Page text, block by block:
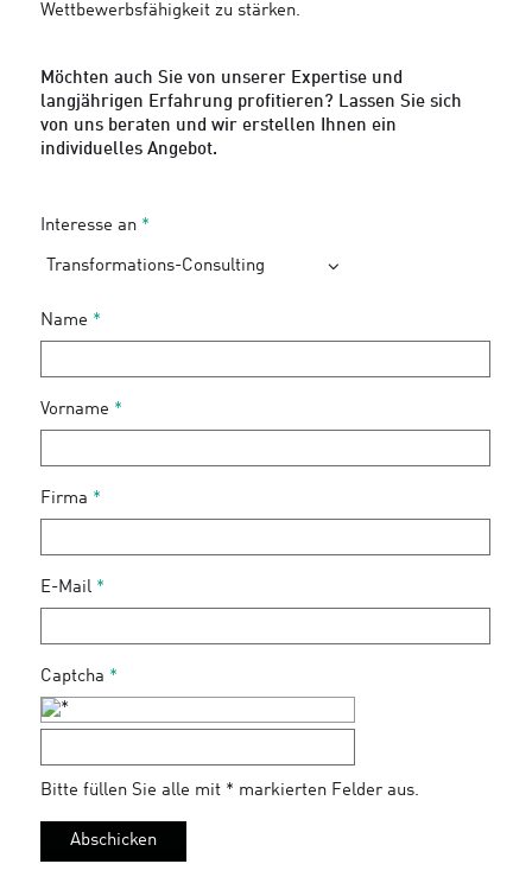
Wettbewerbsfähigkeit zu stärken.
Möchten auch Sie von unserer Expertise und
langjährigen Erfahrung profitieren? Lassen Sie sich
von uns beraten und wir erstellen Ihnen ein
individuelles Angebot.
Interesse an *
Transformations-Consulting
Name *
Vorname *
Firma *
E-Mail *
Captcha *
Bitte füllen Sie alle mit * markierten Felder aus.
Abschicken